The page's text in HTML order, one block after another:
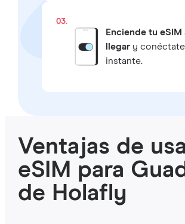
03.
Enciende tu eSIM
llegary conéctate
instante.
Ventajas de
eSIM para
de Holafly